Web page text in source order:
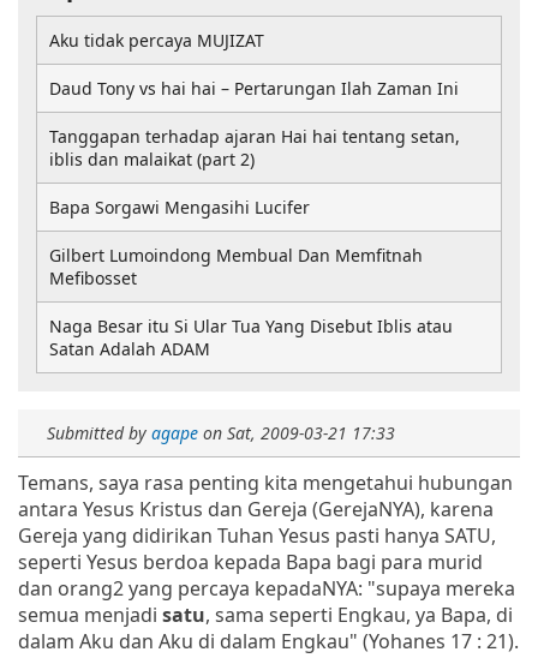
Submitted by agape on Sat, 2009-03-21 17:33
Temans, saya rasa penting kita mengetahui hubungan
antara Yesus Kristus dan Gereja (GerejaNYA), karena
Gereja yang didirikan Tuhan Yesus pasti hanya SATU,
seperti Yesus berdoa kepada Bapa bagi para murid
dan orang2 yang percaya kepadaNYA: "supaya mereka
semua menjadi satu, sama seperti Engkau, ya Bapa, di
dalam Aku dan Aku di dalam Engkau" (Yohanes 17 : 21).
Aku tidak percaya MUJIZAT
Daud Tony vs hai hai – Pertarungan Ilah Zaman Ini
Tanggapan terhadap ajaran Hai hai tentang setan,
iblis dan malaikat (part 2)
Bapa Sorgawi Mengasihi Lucifer
Gilbert Lumoindong Membual Dan Memfitnah
Mefibosset
Naga Besar itu Si Ular Tua Yang Disebut Iblis atau
Satan Adalah ADAM